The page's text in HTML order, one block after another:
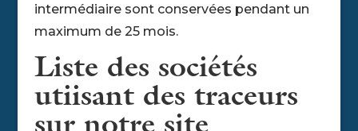
intermédiaire sont conservées pendant un
maximum de 25 mois.
Liste des sociétés
utiisant des traceurs